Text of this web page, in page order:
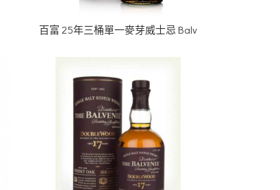
百富 25年三桶單一麥芽威士忌 Balv